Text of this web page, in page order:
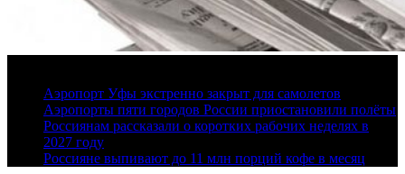
Аэропорт Уфы экстренно закрыт для самолетов
Аэропорты пяти городов России приостановили полёты
Россиянам рассказали о коротких рабочих неделях в
2027 году
Россияне выпивают до 11 млн порций кофе в месяц